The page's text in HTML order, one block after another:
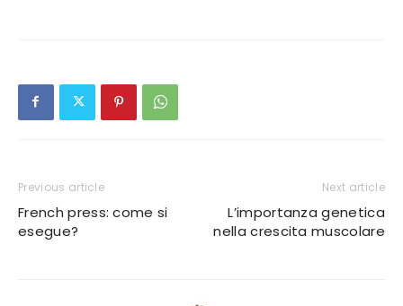
Previous article
French press: come si
esegue?
Next article
L’importanza genetica
nella crescita muscolare